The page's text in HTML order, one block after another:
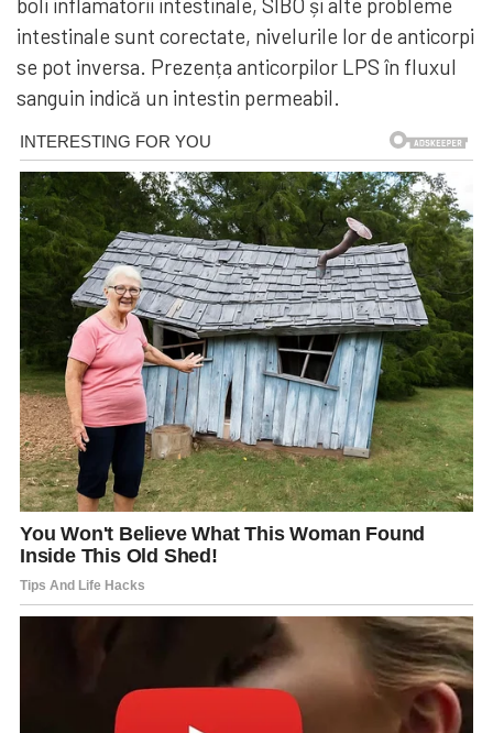
intestinale sunt corectate, nivelurile lor de anticorpi
se pot inversa. Prezența anticorpilor LPS în fluxul
sanguin indică un intestin permeabil.